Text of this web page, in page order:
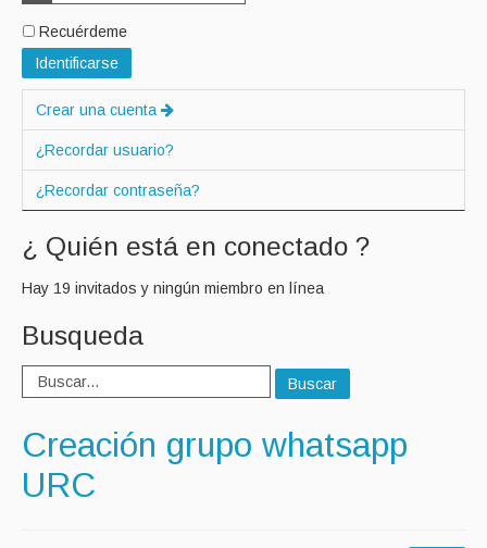
Recuérdeme
Identificarse
Crear una cuenta
¿Recordar usuario?
¿Recordar contraseña?
¿ Quién está en conectado ?
Hay 19 invitados y ningún miembro en línea
Busqueda
Buscar
Creación grupo whatsapp
URC